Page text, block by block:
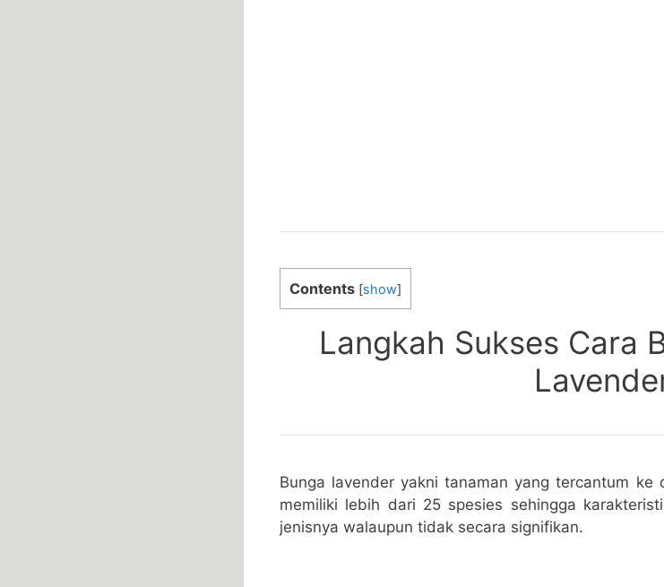
Contents [show]
Langkah Sukses Cara
Bunga lavender yakni tanaman yang tercantum
memiliki lebih dari 25 spesies sehingga
jenisnya walaupun tidak secara signifikan.